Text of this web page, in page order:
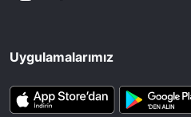
Uygulamalarımız